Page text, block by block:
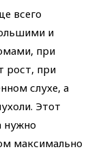
всего
и
при
рост, при
слухе, а
Этот
нужно
максимально